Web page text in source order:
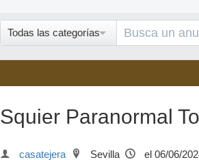
Todas las categorías
Squier Paranormal
casatejera Sevilla el 06/06/